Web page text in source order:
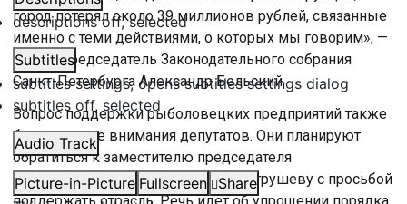
descriptions off, selected
Subtitles
subtitles settings, opens subtitles settings dialog
subtitles off, selected
Audio Track
Picture-in-Picture Fullscreen
Share
город потерял около 39 миллионов рублей, связанные
именно с теми действиями, о которых мы говорим», —
сказал председатель Законодательного собрания
Санкт-Петербурга Александр Бельский.
Вопрос поддержки рыболовецких предприятий также
был в центре внимания депутатов. Они планируют
обратиться к заместителю председателя
правительства страны Николаю Патрушеву с просьбой